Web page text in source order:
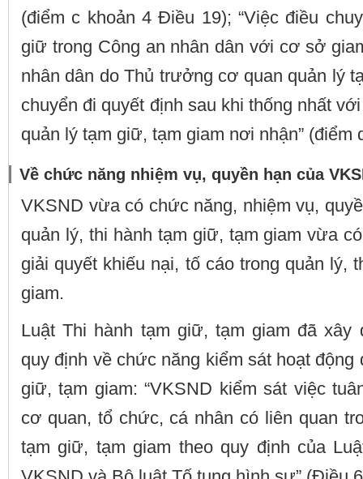
(điểm c khoản 4 Điều 19); “Việc điều
giữ trong Công an nhân dân với cơ sở
nhân dân do Thủ trưởng cơ quan quản lý
chuyển đi quyết định sau khi thống nhất
quản lý tạm giữ, tạm giam nơi nhận” (điểm
Về chức năng nhiệm vụ, quyền hạn của
VKSND vừa có chức năng, nhiệm vụ,
quản lý, thi hành tạm giữ, tạm giam vừa
giải quyết khiếu nại, tố cáo trong quản lý,
giam.
Luật Thi hành tạm giữ, tạm giam đã xây
quy định về chức năng kiểm sát hoạt động
giữ, tạm giam: “VKSND kiểm sát việc
cơ quan, tổ chức, cá nhân có liên quan
tạm giữ, tạm giam theo quy định của